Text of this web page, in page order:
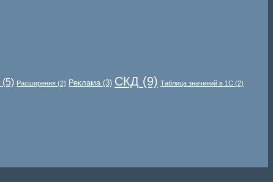
(5) Расширения (2) Реклама(3) СКД (9) Таблица значений в 1С (2)